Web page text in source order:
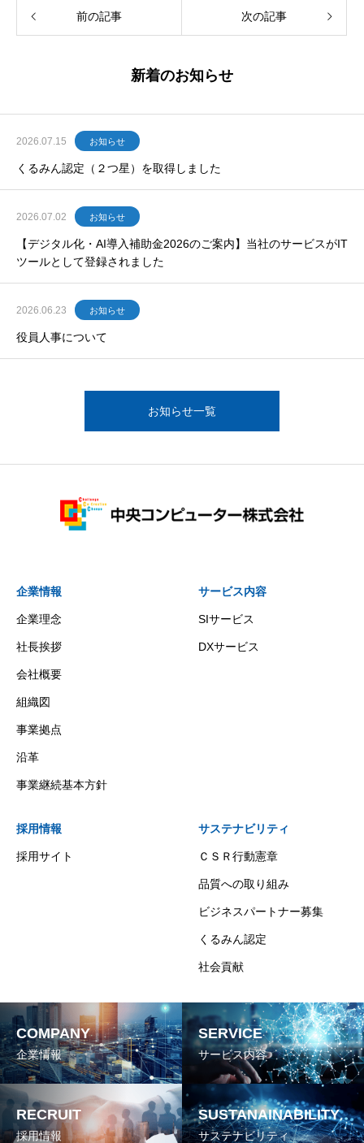
前の記事 次の記事
新着のお知らせ
2026.07.15 お知らせ
くるみん認定（２つ星）を取得しました
2026.07.02 お知らせ
【デジタル化・AI導入補助金2026のご案内】当社のサービスがIT
ツールとして登録されました
2026.06.23 お知らせ
役員人事について
お知らせ一覧
企業情報
企業理念
社長挨拶
会社概要
組織図
事業拠点
沿革
事業継続基本方針
サービス内容
SIサービス
DXサービス
採用情報
採用サイト
サステナビリティ
ＣＳＲ行動憲章
品質への取り組み
ビジネスパートナー募集
くるみん認定
社会貢献
COMPANY
企業情報
SERVICE
サービス内容
RECRUIT
採用情報
SUSTANAINABILITY
サステナビリティ